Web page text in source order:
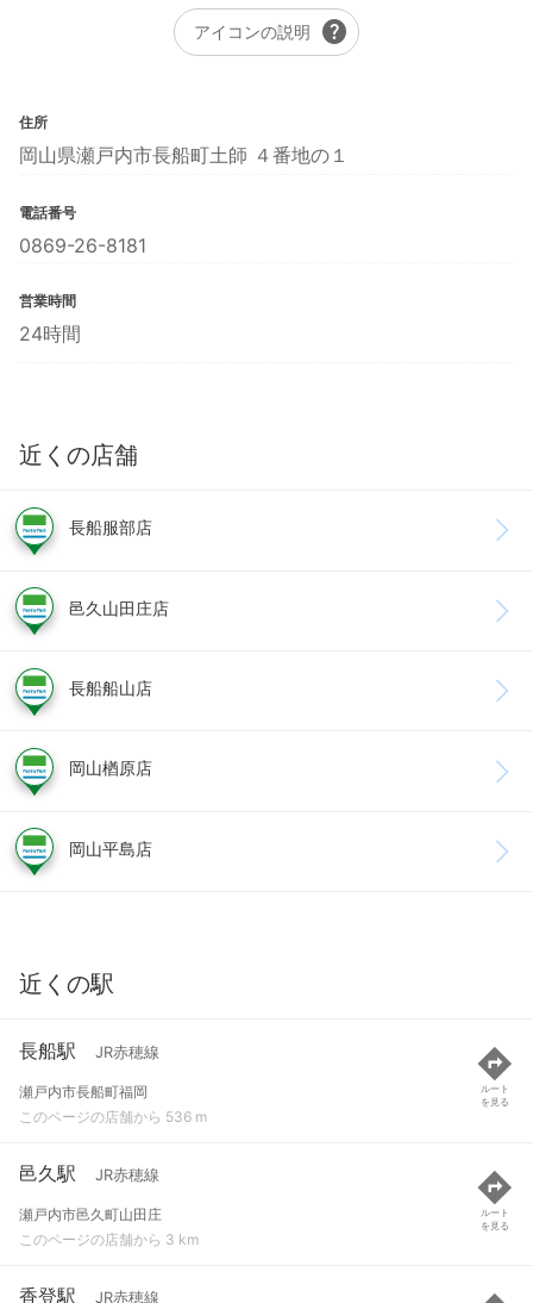
アイコンの説明 help
住所
岡山県瀬戸内市長船町土師 ４番地の１
電話番号
0869-26-8181
営業時間
24時間
近くの店舗
長船服部店
邑久山田庄店
長船船山店
岡山楢原店
岡山平島店
近くの駅
長船駅 JR赤穂線
瀬戸内市長船町福岡
このページの店舗から 536 m
ルート
を見る
邑久駅 JR赤穂線
瀬戸内市邑久町山田庄
このページの店舗から 3 km
ルート
を見る
香登駅 JR赤穂線